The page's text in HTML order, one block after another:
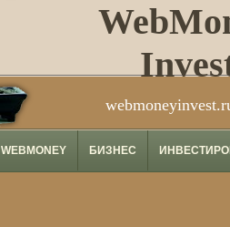
WEBMONEY БИЗНЕС